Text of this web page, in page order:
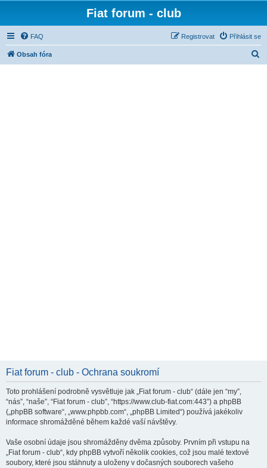
Fiat forum - club
FAQ Přihlásit se
Registrovat
Obsah fóra
Fiat forum - club - Ochrana soukromí
Toto prohlášení podrobně vysvětluje jak „Fiat forum - club“ (dále jen “my”,
“nás”, “naše”, “Fiat forum - club”, “https://www.club-fiat.com:443”) a phpBB
(„phpBB software“, „www.phpbb.com“, „phpBB Limited“) používá jakékoliv
informace shromážděné během každé vaší návštěvy.
Vaše osobní údaje jsou shromážděny dvěma způsoby. Prvním při vstupu na
„Fiat forum - club“, kdy phpBB vytvoří několik cookies, což jsou malé textové
soubory, které jsou stáhnuty a uloženy v dočasných souborech vašeho